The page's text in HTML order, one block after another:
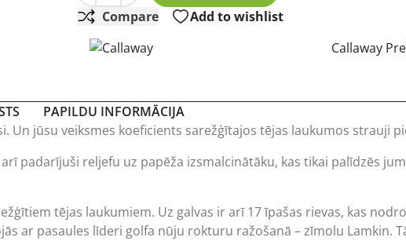
Compare
Add to wishlist
Callaway
PAPILDU INFORMĀCIJA
jūsu veiksmes koeficients sarežģītajos tējas laukumos strauji
padarījuši reljefu uz papēža izsmalcinātāku, kas tikai palīdzēs
tējas laukumiem. Uz galvas ir arī 17 īpašas rievas, kas
ar pasaules līderi golfa nūju rokturu ražošanā – zīmolu Lamkin.